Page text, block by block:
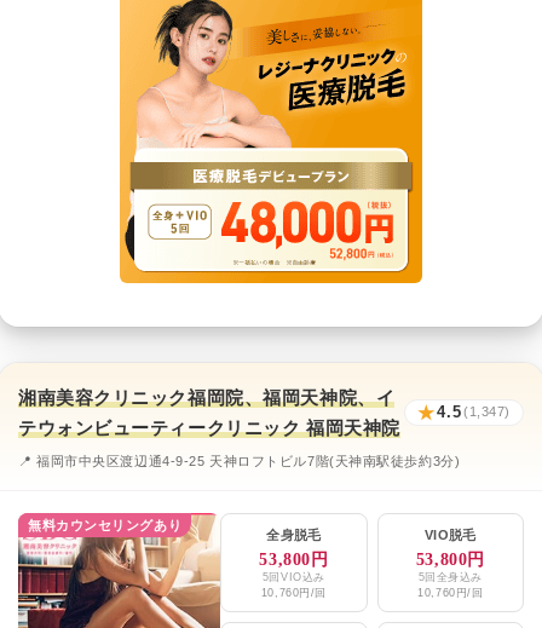
湘南美容クリニック福岡院、福岡天神院、イ
テウォンビューティークリニック 福岡天神院
★4.5(1,347)
📍 福岡市中央区渡辺通4-9-25 天神ロフトビル7階(天神南駅徒歩約3分)
無料カウンセリングあり
全身脱毛
53,800円
5回VIO込み
10,760円/回
VIO脱毛
53,800円
5回全身込み
10,760円/回